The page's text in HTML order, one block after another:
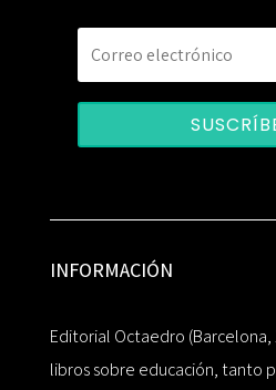
INFORMACIÓN
Editorial Octaedro (Barcelona,
libros sobre educación, tanto